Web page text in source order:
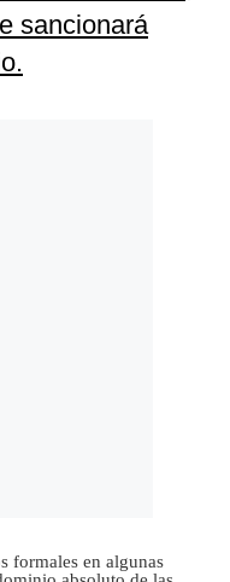
sancionará